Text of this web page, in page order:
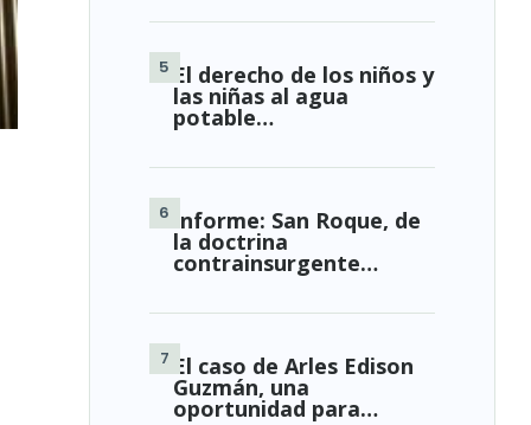
El derecho de los niños y
las niñas al agua
potable…
Informe: San Roque, de
la doctrina
contrainsurgente…
El caso de Arles Edison
Guzmán, una
oportunidad para…